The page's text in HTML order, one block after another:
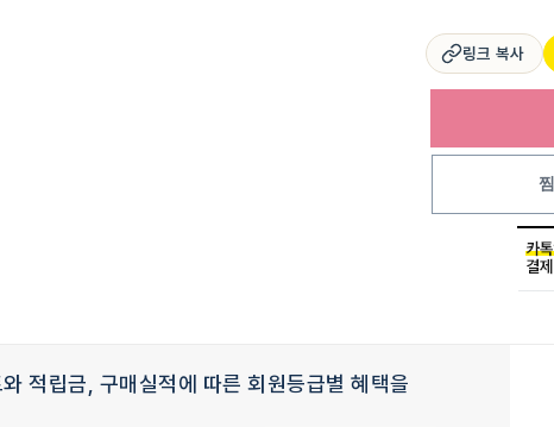
링크 복사
적립금, 구매실적에 따른 회원등급별 혜택을